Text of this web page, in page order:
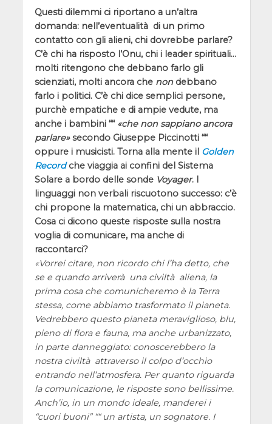
Questi dilemmi ci riportano a un’altra
domanda: nell’eventualità di un primo
contatto con gli alieni, chi dovrebbe parlare?
C’è chi ha risposto l’Onu, chi i leader spirituali…
molti ritengono che debbano farlo gli
scienziati, molti ancora che nondebbano
farlo i politici. C’è chi dice semplici persone,
purchè empatiche e di ampie vedute, ma
anche i bambini ““ che non sappiano ancora
parlare secondo Giuseppe Piccinotti ““
oppure i musicisti. Torna alla mente il Golden
Recordche viaggia ai confini del Sistema
Solare a bordo delle sonde Voyager. I
linguaggi non verbali riscuotono successo: c’è
chi propone la matematica, chi un abbraccio.
Cosa ci dicono queste risposte sulla nostra
voglia di comunicare, ma anche di
raccontarci?
Vorrei citare, non ricordo chi l’ha detto, che
se e quando arriverà una civiltà aliena, la
prima cosa che comunicheremo è la Terra
stessa, come abbiamo trasformato il pianeta.
Vedrebbero questo pianeta meraviglioso, blu,
pieno di flora e fauna, ma anche urbanizzato,
in parte danneggiato: conoscerebbero la
nostra civiltà attraverso il colpo d’occhio
entrando nell’atmosfera. Per quanto riguarda
la comunicazione, le risposte sono bellissime.
Anch’io, in un mondo ideale, manderei i
“cuori buoni” ““ un artista, un sognatore. I